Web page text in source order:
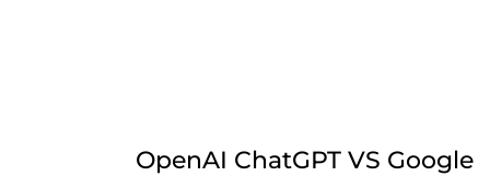
OpenAI ChatGPT VS Google